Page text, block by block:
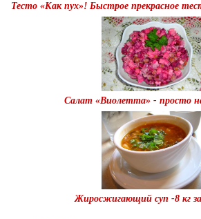
Тесто «Как пух»! Быстрое прекрасное
Салат «Виолетта» - просто
Жиросжигающий суп -8 кг